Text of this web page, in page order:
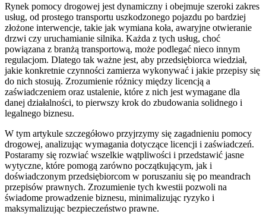
Rynek pomocy drogowej jest dynamiczny i obejmuje szeroki zakres
usług, od prostego transportu uszkodzonego pojazdu po bardziej
złożone interwencje, takie jak wymiana koła, awaryjne otwieranie
drzwi czy uruchamianie silnika. Każda z tych usług, choć
powiązana z branżą transportową, może podlegać nieco innym
regulacjom. Dlatego tak ważne jest, aby przedsiębiorca wiedział,
jakie konkretnie czynności zamierza wykonywać i jakie przepisy się
do nich stosują. Zrozumienie różnicy między licencją a
zaświadczeniem oraz ustalenie, które z nich jest wymagane dla
danej działalności, to pierwszy krok do zbudowania solidnego i
legalnego biznesu.
W tym artykule szczegółowo przyjrzymy się zagadnieniu pomocy
drogowej, analizując wymagania dotyczące licencji i zaświadczeń.
Postaramy się rozwiać wszelkie wątpliwości i przedstawić jasne
wytyczne, które pomogą zarówno początkującym, jak i
doświadczonym przedsiębiorcom w poruszaniu się po meandrach
przepisów prawnych. Zrozumienie tych kwestii pozwoli na
świadome prowadzenie biznesu, minimalizując ryzyko i
maksymalizując bezpieczeństwo prawne.